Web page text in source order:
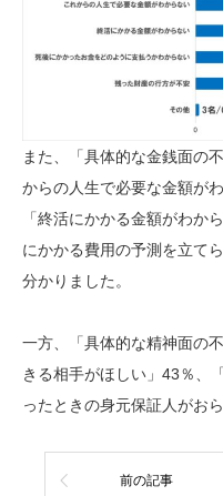
また、「具体的な金銭面の
からの人生で必要な金額が
「終活にかかる金額がわか
にかかる費用の予測を立て
分かりました。
一方、「具体的な精神面の
きる相手がほしい」43％、
ったときの身元保証人がお
前の記事